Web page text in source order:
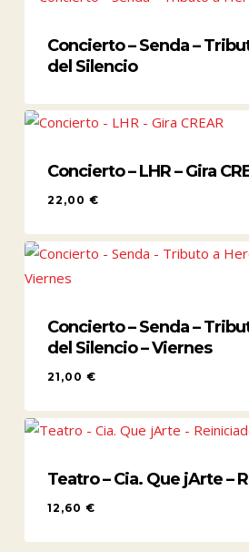
Concierto – Senda –
del Silencio
Concierto – LHR – Gira
22,00 €
Concierto – Senda –
del Silencio – Viernes
21,00 €
Teatro – Cia. Que jArte –
12,60 €